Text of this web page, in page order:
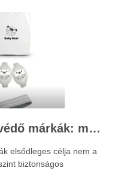
Legjobb gyerek hallásvédő márkák: mire figyeljenek a szülők választáskor?
elsődleges célja nem a
biztonságos